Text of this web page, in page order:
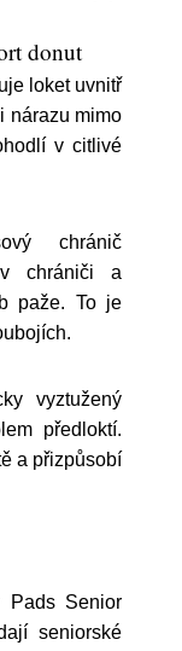
donut
loket uvnitř
nárazu mimo
v citlivé
chránič
chrániči a
paže. To je
vyztužený
předloktí.
a přizpůsobí
Pads Senior
seniorské